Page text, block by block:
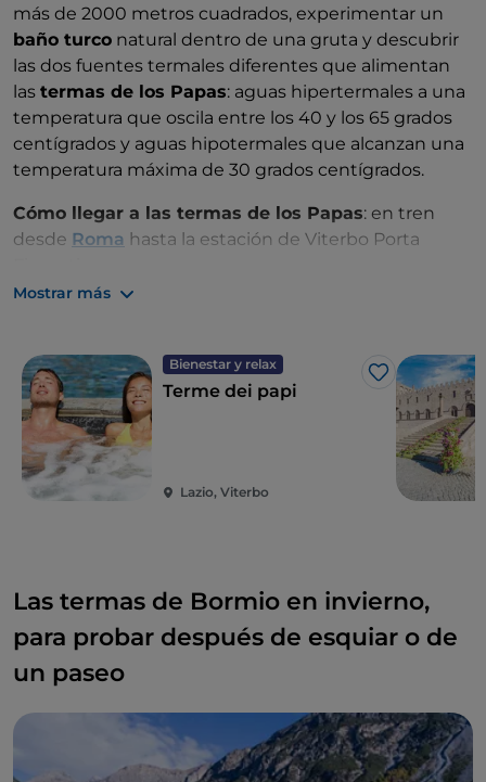
más de 2000 metros cuadrados, experimentar un
baño turco natural dentro de una gruta y descubrir
las dos fuentes termales diferentes que alimentan
las termas de los Papas: aguas hipertermales a una
temperatura que oscila entre los 40 y los 65 grados
centígrados y aguas hipotermales que alcanzan una
temperatura máxima de 30 grados centígrados.
Cómo llegar a las termas de los Papas: en tren
desde Roma hasta la estación de Viterbo Porta
Mostrar más
Bienestar y relax
Me gusta
Terme dei papi
Lazio, Viterbo
Las termas de Bormio en invierno,
para probar después de esquiar o de
un paseo